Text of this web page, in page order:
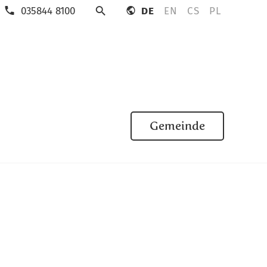
035844 8100 DE EN CS PL
Gemeinde